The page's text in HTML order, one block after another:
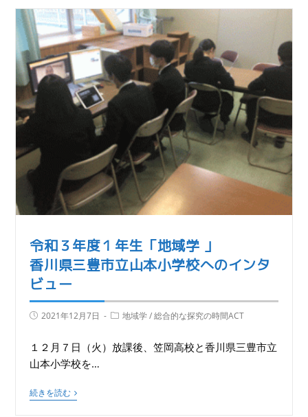
令和３年度１年生「地域学 」
香川県三豊市立山本小学校へのインタ
ビュー
2021年12月7日 地域学 / 総合的な探究の時間ACT
１２月７日（火）放課後、笠岡高校と香川県三豊市立
山本小学校を…
続きを読む